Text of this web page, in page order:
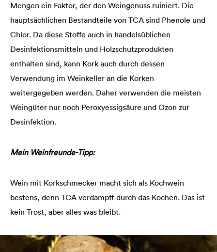
Mengen ein Faktor, der den Weingenuss ruiniert. Die
hauptsächlichen Bestandteile von TCA sind Phenole und
Chlor. Da diese Stoffe auch in handelsüblichen
Desinfektionsmitteln und Holzschutzprodukten
enthalten sind, kann Kork auch durch dessen
Verwendung im Weinkeller an die Korken
weitergegeben werden. Daher verwenden die meisten
Weingüter nur noch Peroxyessigsäure und Ozon zur
Desinfektion.
Mein Weinfreunde-Tipp:
Wein mit Korkschmecker macht sich als Kochwein
bestens, denn TCA verdampft durch das Kochen. Das ist
kein Trost, aber alles was bleibt.